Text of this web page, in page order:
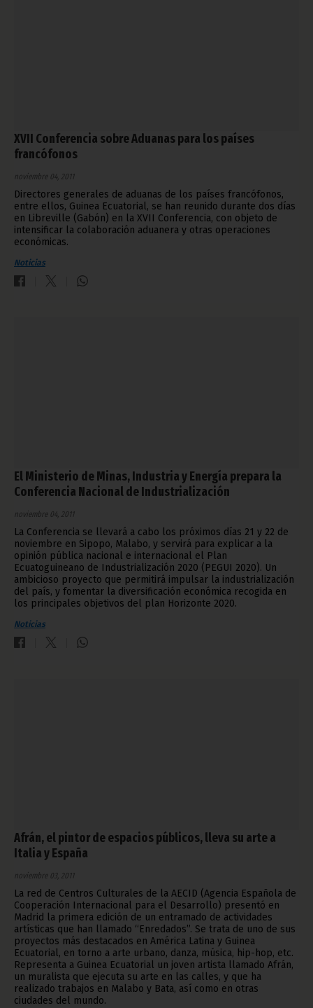
XVII Conferencia sobre Aduanas para los países
francófonos
noviembre 04, 2011
Directores generales de aduanas de los países francófonos,
entre ellos, Guinea Ecuatorial, se han reunido durante dos días
en Libreville (Gabón) en la XVII Conferencia, con objeto de
intensificar la colaboración aduanera y otras operaciones
económicas.
Noticias
El Ministerio de Minas, Industria y Energía prepara la
Conferencia Nacional de Industrialización
noviembre 04, 2011
La Conferencia se llevará a cabo los próximos días 21 y 22 de
noviembre en Sipopo, Malabo, y servirá para explicar a la
opinión pública nacional e internacional el Plan
Ecuatoguineano de Industrialización 2020 (PEGUI 2020). Un
ambicioso proyecto que permitirá impulsar la industrialización
del país, y fomentar la diversificación económica recogida en
los principales objetivos del plan Horizonte 2020.
Noticias
Afrán, el pintor de espacios públicos, lleva su arte a
Italia y España
noviembre 03, 2011
La red de Centros Culturales de la AECID (Agencia Española de
Cooperación Internacional para el Desarrollo) presentó en
Madrid la primera edición de un entramado de actividades
artísticas que han llamado “Enredados”. Se trata de uno de sus
proyectos más destacados en América Latina y Guinea
Ecuatorial, en torno a arte urbano, danza, música, hip-hop, etc.
Representa a Guinea Ecuatorial un joven artista llamado Afrán,
un muralista que ejecuta su arte en las calles, y que ha
realizado trabajos en Malabo y Bata, así como en otras
ciudades del mundo.